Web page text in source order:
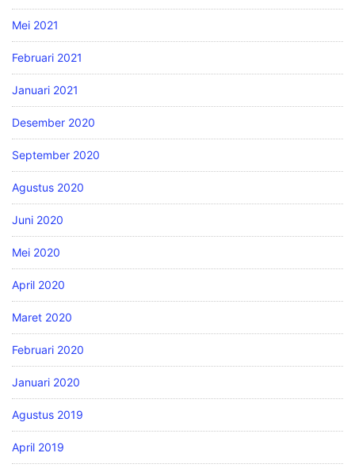
Mei 2021
Februari 2021
Januari 2021
Desember 2020
September 2020
Agustus 2020
Juni 2020
Mei 2020
April 2020
Maret 2020
Februari 2020
Januari 2020
Agustus 2019
April 2019